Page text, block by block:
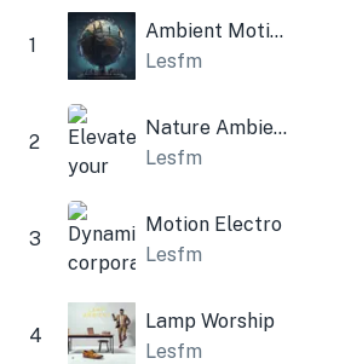
1
Ambient Motion
Lesfm
2
Nature Ambient Trumpet
Lesfm
3
Motion Electro
Lesfm
4
Lamp Worship
Lesfm